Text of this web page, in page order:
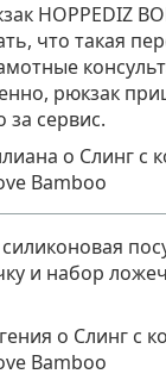
HOPPEDIZ
что такая
рюкзак
за сервис.
о Cлинг с
Bamboo
и набор
о Cлинг с
Bamboo